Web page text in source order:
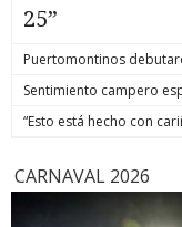
25”
Puertomontinos
Sentimiento campero
“Esto está hecho con
CARNAVAL 2026